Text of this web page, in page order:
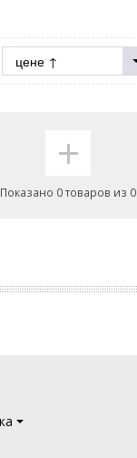
+
Показано 0 товаров из 0